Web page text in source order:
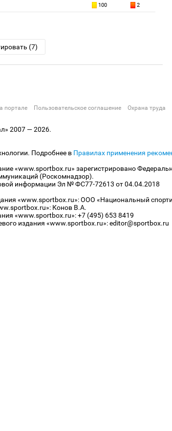
100 2
(7)
портале Пользовательское соглашение Охрана труда
2007 — 2026.
Подробнее в Правилах применения
«www.sportbox.ru» зарегистрировано
(Роскомнадзор).
информации Эл № ФС77-72613 от 04.04.2018
«www.sportbox.ru»: ООО «Национальный
Конов В.А.
«www.sportbox.ru»: +7 (495) 653 8419
издания «www.sportbox.ru»: editor@sportbox.ru